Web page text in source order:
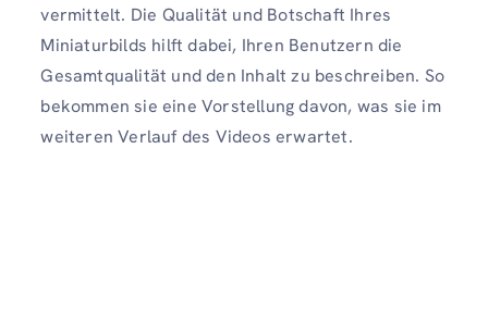
vermittelt. Die Qualität und Botschaft Ihres
Miniaturbilds hilft dabei, Ihren Benutzern die
Gesamtqualität und den Inhalt zu beschreiben. So
bekommen sie eine Vorstellung davon, was sie im
weiteren Verlauf des Videos erwartet.